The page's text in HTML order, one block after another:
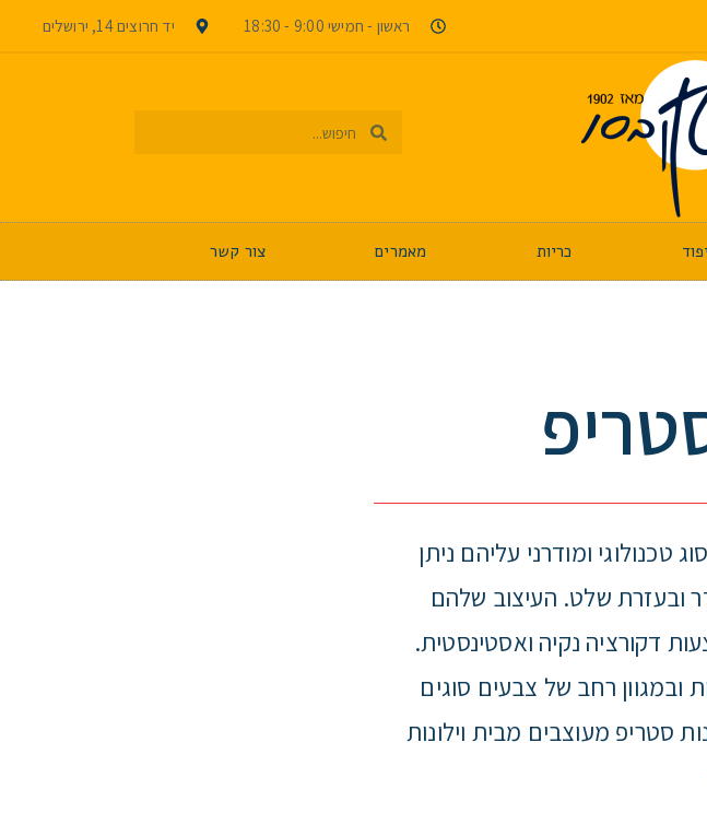
ראשון - חמישי 9:00 - 18:30 יד חרוצים 14, ירושלים
כריות מאמרים צור קשר
טכנולוגי ומודרני עליהם ניתן
ובעזרת שלט. העיצוב שלהם
דקורציה נקיה ואסטינסטית.
ובמגוון רחב של צבעים סוגים
סטריפ מעוצבים מבית וילונות